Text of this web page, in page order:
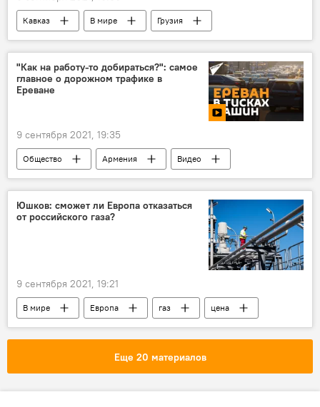
Кавказ В мире
Грузия
банк
спецназ задержание
"Как на работу-то добираться?": самое
главное о дорожном трафике в
Ереване
9 сентября 2021, 19:35
Общество Армения
Видео
Мультимедиа
город
машины
пассажиры
Новости Армения
дороги
Юшков: сможет ли Европа отказаться
от российского газа?
9 сентября 2021, 19:21
В мире Европа газ
цена
ЕС
Северный поток рост
Еще 20 материалов